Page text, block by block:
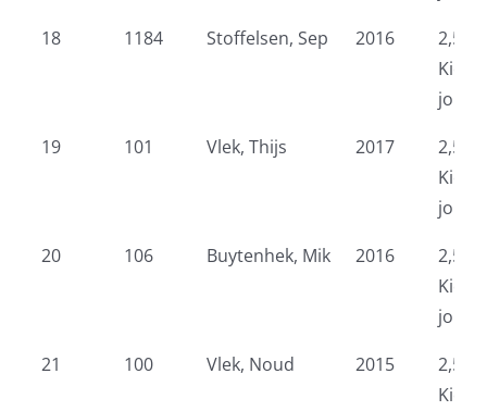
18
1184 Stoffelsen, Sep 2016
2,5
19
101 Vlek, Thijs 2017
2,5
20
106 Buytenhek, Mik 2016
2,5
21
100 Vlek, Noud 2015
2,5